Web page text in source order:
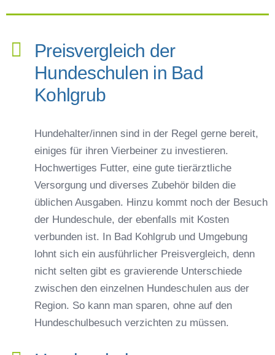
Preisvergleich der
Hundeschulen in Bad
Kohlgrub
Hundehalter/innen sind in der Regel gerne bereit,
einiges für ihren Vierbeiner zu investieren.
Hochwertiges Futter, eine gute tierärztliche
Versorgung und diverses Zubehör bilden die
üblichen Ausgaben. Hinzu kommt noch der Besuch
der Hundeschule, der ebenfalls mit Kosten
verbunden ist. In Bad Kohlgrub und Umgebung
lohnt sich ein ausführlicher Preisvergleich, denn
nicht selten gibt es gravierende Unterschiede
zwischen den einzelnen Hundeschulen aus der
Region. So kann man sparen, ohne auf den
Hundeschulbesuch verzichten zu müssen.